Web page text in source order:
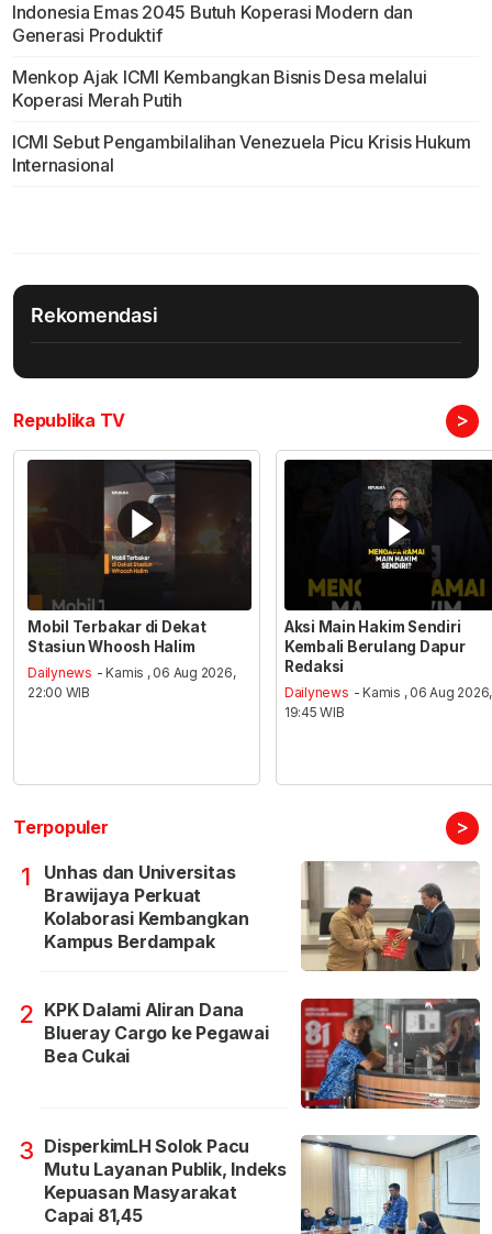
Indonesia Emas 2045 Butuh Koperasi Modern dan
Generasi Produktif
Menkop Ajak ICMI Kembangkan Bisnis Desa melalui
Koperasi Merah Putih
ICMI Sebut Pengambilalihan Venezuela Picu Krisis Hukum
Internasional
Rekomendasi
Republika TV >
Mobil Terbakar di Dekat
Stasiun Whoosh Halim
Dailynews - Kamis , 06 Aug 2026,
22:00 WIB
Aksi Main Hakim Sendiri
Kembali Berulang Dapur
Redaksi
Dailynews - Kamis , 06 Aug 2026,
19:45 WIB
Terpopuler >
1
Unhas dan Universitas
Brawijaya Perkuat
Kolaborasi Kembangkan
Kampus Berdampak
2 KPK Dalami Aliran Dana
Blueray Cargo ke Pegawai
Bea Cukai
3 DisperkimLH Solok Pacu
Mutu Layanan Publik, Indeks
Kepuasan Masyarakat
Capai 81,45